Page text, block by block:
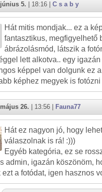
5. | 18:16 | C s a b y
Hát mitis mondjak... ez a
fantasztikus, megfigyelhető
ábrázolásmód, látszik a
lett alkotva.. egy
képpel van dolgunk ez
képhez megyek is fotózni
26. | 13:56 | Fauna77
Hát ez nagyon jó, hogy
válaszolnak is rá! :)))
Egyéb kategória, ez se
admin, igazán köszönöm,
ezt a fotódat, igen hasznos